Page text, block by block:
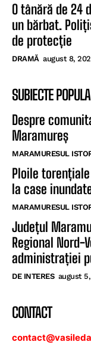
O tânără de 24
un bărbat.
de protecție
DRAMĂ august 8,
SUBIECTE
Despre
Maramureș
MARAMURESUL
Ploile
la case
MARAMURESUL
Județul
Regional
administrației
DE INTERES august
CONTACT